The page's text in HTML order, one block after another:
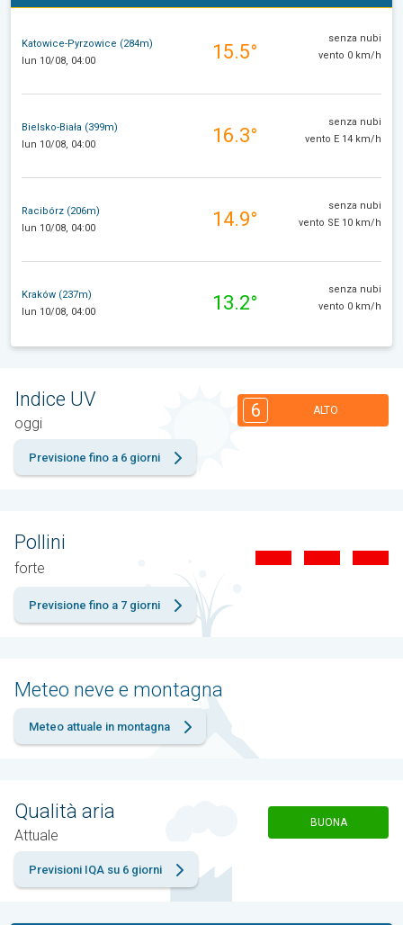
Katowice-Pyrzowice (284m)
lun 10/08, 04:00
15.5°
senza nubi
vento 0 km/h
Bielsko-Biała (399m)
lun 10/08, 04:00
16.3°
senza nubi
vento E 14 km/h
Racibórz (206m)
lun 10/08, 04:00
14.9°
senza nubi
vento SE 10 km/h
Kraków (237m)
lun 10/08, 04:00
13.2°
senza nubi
vento 0 km/h
Indice UV
oggi
6 ALTO
Previsione fino a 6 giorni
Pollini
forte
Previsione fino a 7 giorni
Meteo neve e montagna
Meteo attuale in montagna
Qualità aria
Attuale
BUONA
Previsioni IQA su 6 giorni